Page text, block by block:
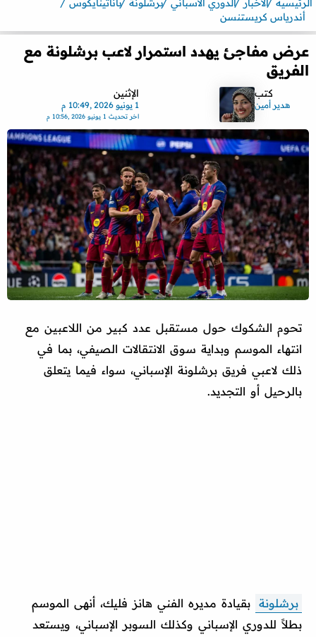
الرئيسيه الأخبار الدوري الاسباني برشلونة باناثينايكوس
أندرياس كريستنسن
عرض مفاجئ يهدد استمرار لاعب برشلونة مع
الفريق
كتب
هدير أمين
الإثنين
1 يونيو 2026 ,10:49 م
اخر تحديث 1 يونيو 2026 ,10:56 م
تحوم الشكوك حول مستقبل عدد كبير من اللاعبين مع
انتهاء الموسم وبداية سوق الانتقالات الصيفي، بما في
ذلك لاعبي فريق برشلونة الإسباني، سواء فيما يتعلق
بالرحيل أو التجديد.
برشلونة بقيادة مديره الفني هانز فليك، أنهى الموسم
بطلاً للدوري الإسباني وكذلك السوبر الإسباني، ويستعد